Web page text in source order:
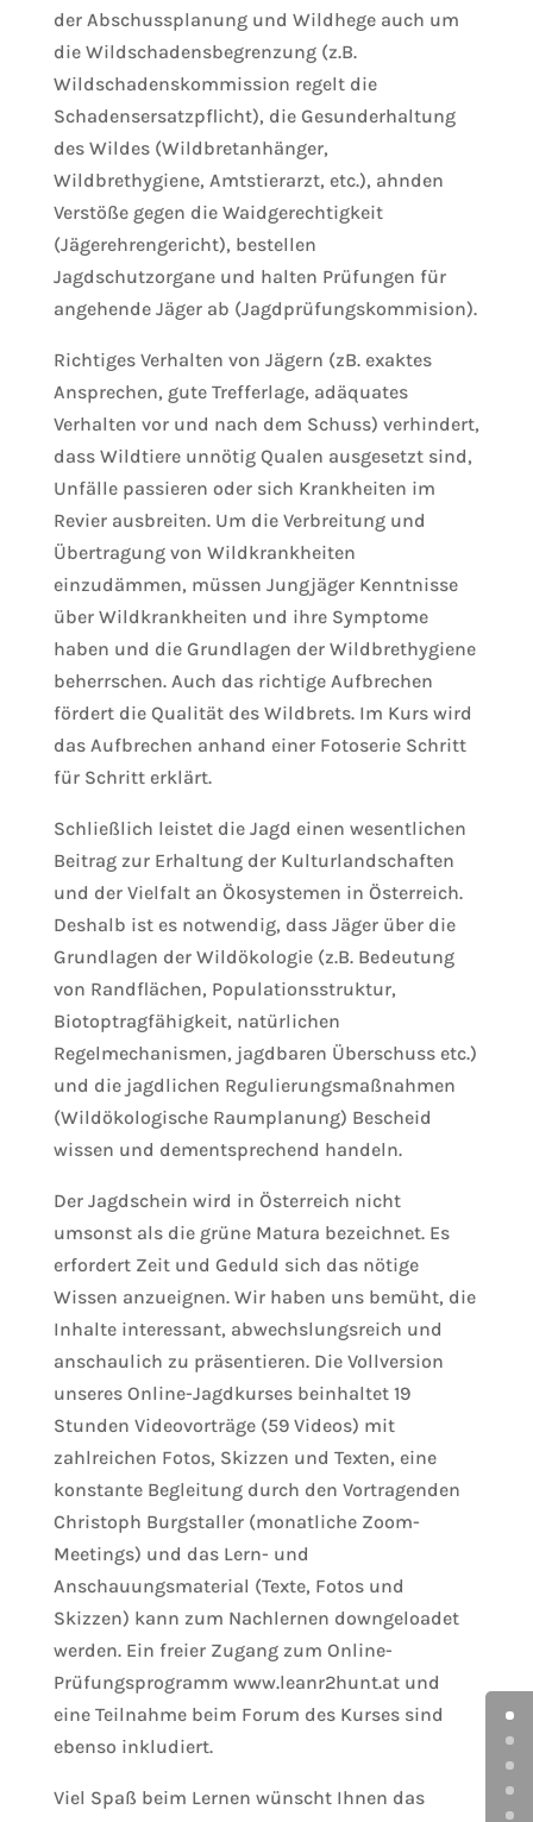
der Abschussplanung und Wildhege auch um
die Wildschadensbegrenzung (z.B.
Wildschadenskommission regelt die
Schadensersatzpflicht), die Gesunderhaltung
des Wildes (Wildbretanhänger,
Wildbrethygiene, Amtstierarzt, etc.), ahnden
Verstöße gegen die Waidgerechtigkeit
(Jägerehrengericht), bestellen
Jagdschutzorgane und halten Prüfungen für
angehende Jäger ab (Jagdprüfungskommision).
Richtiges Verhalten von Jägern (zB. exaktes
Ansprechen, gute Trefferlage, adäquates
Verhalten vor und nach dem Schuss) verhindert,
dass Wildtiere unnötig Qualen ausgesetzt sind,
Unfälle passieren oder sich Krankheiten im
Revier ausbreiten. Um die Verbreitung und
Übertragung von Wildkrankheiten
einzudämmen, müssen Jungjäger Kenntnisse
über Wildkrankheiten und ihre Symptome
haben und die Grundlagen der Wildbrethygiene
beherrschen. Auch das richtige Aufbrechen
fördert die Qualität des Wildbrets. Im Kurs wird
das Aufbrechen anhand einer Fotoserie Schritt
für Schritt erklärt.
Schließlich leistet die Jagd einen wesentlichen
Beitrag zur Erhaltung der Kulturlandschaften
und der Vielfalt an Ökosystemen in Österreich.
Deshalb ist es notwendig, dass Jäger über die
Grundlagen der Wildökologie (z.B. Bedeutung
von Randflächen, Populationsstruktur,
Biotoptragfähigkeit, natürlichen
Regelmechanismen, jagdbaren Überschuss etc.)
und die jagdlichen Regulierungsmaßnahmen
(Wildökologische Raumplanung) Bescheid
wissen und dementsprechend handeln.
Der Jagdschein wird in Österreich nicht
umsonst als die grüne Matura bezeichnet. Es
erfordert Zeit und Geduld sich das nötige
Wissen anzueignen. Wir haben uns bemüht, die
Inhalte interessant, abwechslungsreich und
anschaulich zu präsentieren. Die Vollversion
unseres Online-Jagdkurses beinhaltet 19
Stunden Videovorträge (59 Videos) mit
zahlreichen Fotos, Skizzen und Texten, eine
konstante Begleitung durch den Vortragenden
Christoph Burgstaller (monatliche Zoom-
Meetings) und das Lern- und
Anschauungsmaterial (Texte, Fotos und
Skizzen) kann zum Nachlernen downgeloadet
werden. Ein freier Zugang zum Online-
Prüfungsprogramm www.leanr2hunt.at und
eine Teilnahme beim Forum des Kurses sind
ebenso inkludiert.
Viel Spaß beim Lernen wünscht Ihnen das